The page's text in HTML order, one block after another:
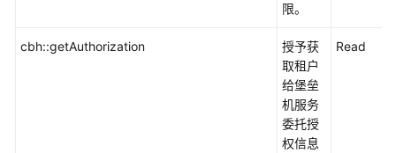
限。
cbh::getAuthorization
授予获
取租户
给堡垒
机服务
委托授
权信息
Read